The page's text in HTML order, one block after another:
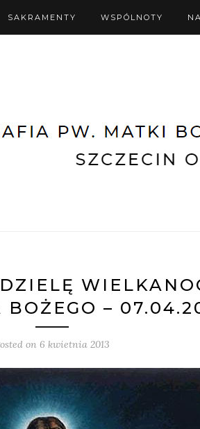
SAKRAMENTY WSPÓLNOTY
–
on 6 kwietnia 2013